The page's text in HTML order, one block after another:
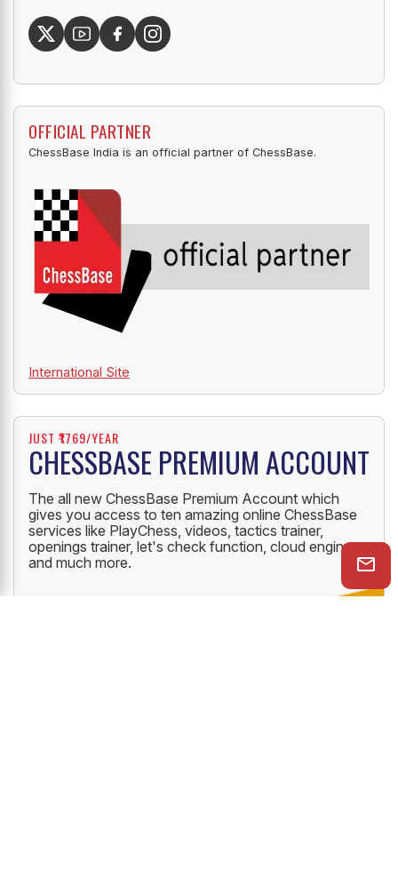
OFFICIAL PARTNER
ChessBase India is an official partner of ChessBase.
International Site
JUST ₹1769/YEAR
CHESSBASE PREMIUM ACCOUNT
The all new ChessBase Premium Account which
gives you access to ten amazing online ChessBase
services like PlayChess, videos, tactics trainer,
openings trainer, let's check function, cloud engine
and much more.